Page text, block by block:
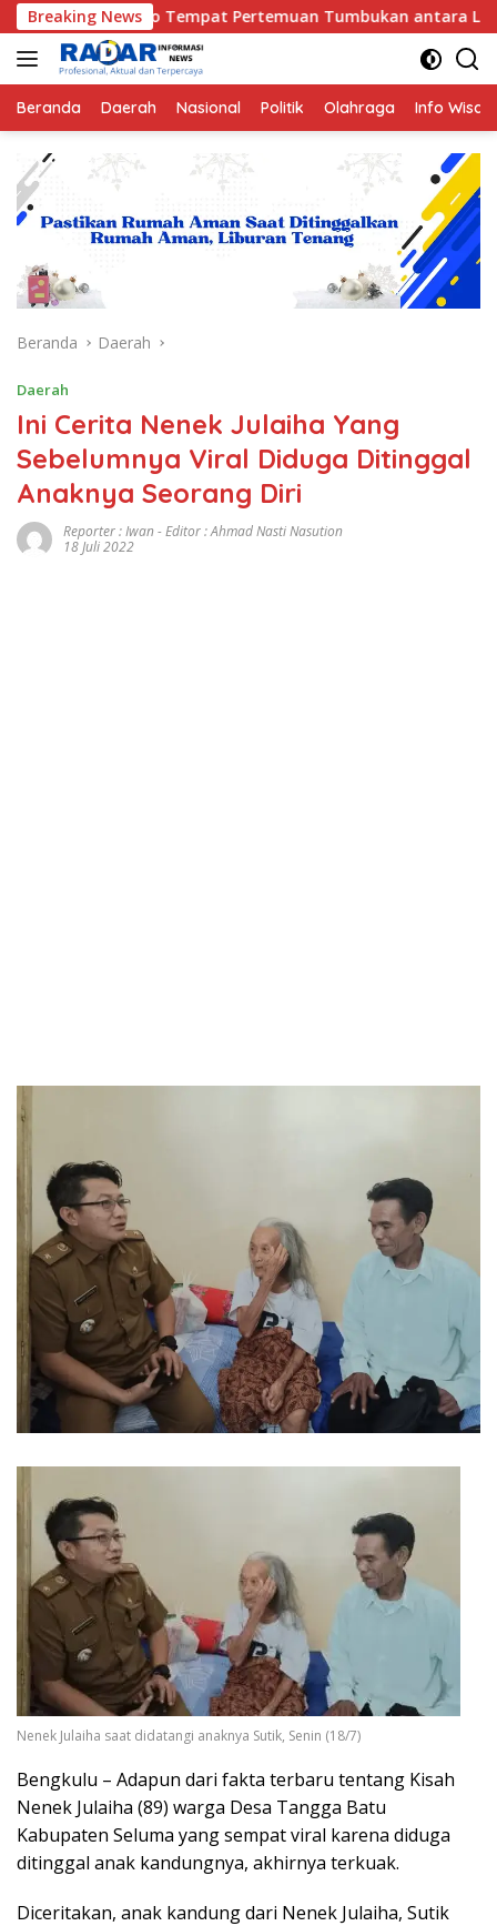
Langsung
ke
konten
Breaking News
Pertemuan Tumbukan antara Lempeng Indo-Australia
Beranda Daerah Nasional Politik Olahraga Info
Beranda Daerah
Daerah
Ini Cerita Nenek Julaiha Yang
Sebelumnya Viral Diduga Ditinggal
Anaknya Seorang Diri
Reporter : Iwan - Editor : Ahmad Nasti Nasution
18 Juli 2022
Nenek Julaiha saat didatangi anaknya Sutik, Senin (18/7)
Bengkulu – Adapun dari fakta terbaru tentang Kisah
Nenek Julaiha (89) warga Desa Tangga Batu
Kabupaten Seluma yang sempat viral karena diduga
ditinggal anak kandungnya, akhirnya terkuak.
Diceritakan, anak kandung dari Nenek Julaiha, Sutik